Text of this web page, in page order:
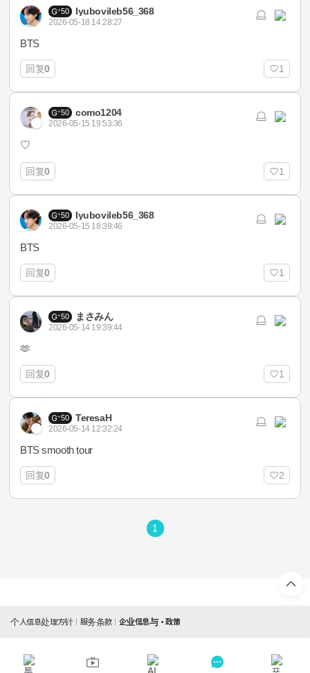
50 Iyubovileb56_368
2026-05-18 14:28:27
BTS
回复0 1
50 como1204
2026-05-15 19:53:36
♡
回复0 1
50 Iyubovileb56_368
2026-05-15 18:39:46
BTS
回复0 1
50 まさみん
2026-05-14 19:39:44
🫶
回复0 1
50 TeresaH
2026-05-14 12:32:24
BTS smooth tour
回复0 2
1
个人信息处理方针 服务条款 企业信息与・政策